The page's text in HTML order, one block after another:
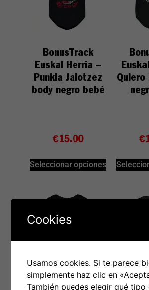
BonusTrack
Euskal Herria –
Punkia Jaiotzez
body negro bebé
€15.00
Seleccionar opciones
Quiero
€
Bonustrack
Cookies
Usamos cookies. Si te parece
simplemente haz clic en
También puedes elegir qué tipo